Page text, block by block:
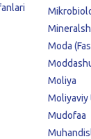
Moda
Moliya
Mudofaa